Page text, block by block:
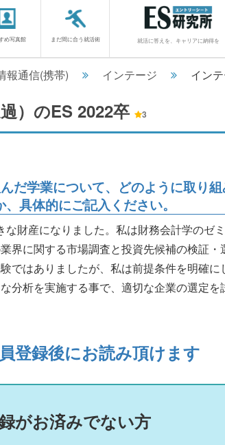
め写真館 まだ間に合う就活術 就活に答えを、キャリアに納得を
報通信(携帯) インテージ イン
）のES 2022卒 3
だ学業について、どのように取り
具体的にご記入ください。
財産になりました。私は財務会計学のゼミ
界に関する市場調査と投資先候補の検証・
ではありましたが、私は前提条件を明確に
分析を実施する事で、適切な企業の選定を
登録後にお読み頂けます
がお済みでない方